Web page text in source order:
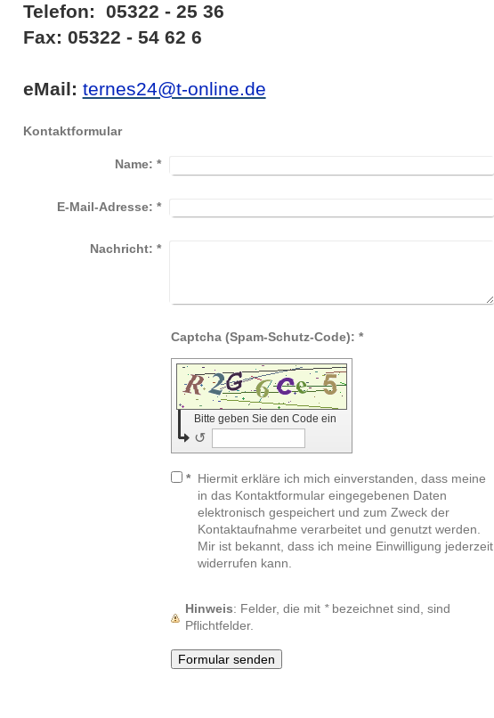
Telefon: 05322 - 25 36
Fax: 05322 - 54 62 6
eMail: ternes24@t-online.de
Kontaktformular
Name: *
E-Mail-Adresse: *
Nachricht: *
Captcha (Spam-Schutz-Code): *
Bitte geben Sie den Code ein
↺
* Hiermit erkläre ich mich einverstanden, dass meine
in das Kontaktformular eingegebenen Daten
elektronisch gespeichert und zum Zweck der
Kontaktaufnahme verarbeitet und genutzt werden.
Mir ist bekannt, dass ich meine Einwilligung jederzeit
widerrufen kann.
Hinweis : Felder, die mit *bezeichnet sind, sind
Pflichtfelder.